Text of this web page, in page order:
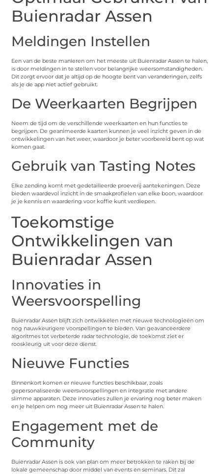
Buienradar Assen
Meldingen Instellen
Een van de beste manieren om het meeste uit Buienradar Assen te halen,
is door meldingen in te stellen voor belangrijke weersomstandigheden.
Dit zorgt ervoor dat je altijd op de hoogte bent van veranderingen, zelfs
als je de app niet actief gebruikt.
De Weerkaarten Begrijpen
Neem de tijd om de verschillende weerkaarten en hun functies te
begrijpen. De geanimeerde kaarten kunnen je veel inzicht geven in de
ontwikkelingen van het weer, waardoor je beter voorbereid bent op wat
komen gaat.
Gebruik van Tasting Notes
Elke zending komt met gedetailleerde proeverij aantekeningen. Deze
bieden waardevol inzicht in de smaakprofielen van elke boon, waardoor
je je kennis en waardering voor koffie kunt verdiepen.
Toekomstige
Ontwikkelingen van
Buienradar Assen
Innovaties in
Weersvoorspelling
Buienradar Assen blijft zich ontwikkelen met nieuwe technologieën om
nog nauwkeurigere voorspellingen te bieden. Van geavanceerdere
algoritmes tot verbeterde radar technologie, de toekomst ziet er
rooskleurig uit voor deze dienst.
Nieuwe Functies
Binnenkort komen er nieuwe functies beschikbaar, zoals
gepersonaliseerde weersvoorspellingen en integratie met andere
slimme apparaten. Deze innovaties zullen je ervaring nog beter maken
en je helpen om nog meer uit Buienradar Assen te halen.
Engagement met de
Community
Buienradar Assen is ook van plan om meer betrokken te raken bij de
lokale gemeenschap door middel van events en seminars. Dit zal